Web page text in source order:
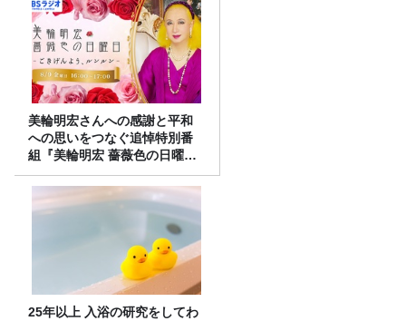
美輪明宏さんへの感謝と平和
への思いをつなぐ追悼特別番
組『美輪明宏 薔薇色の日曜日
～ごきげんよう、ルンルン
～』8/9（日）16時放送
25年以上 入浴の研究をしてわ